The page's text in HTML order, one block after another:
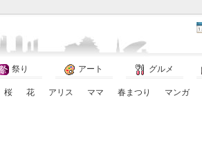
祭り アート グルメ
桜 花 アリス ママ 春まつり マンガ